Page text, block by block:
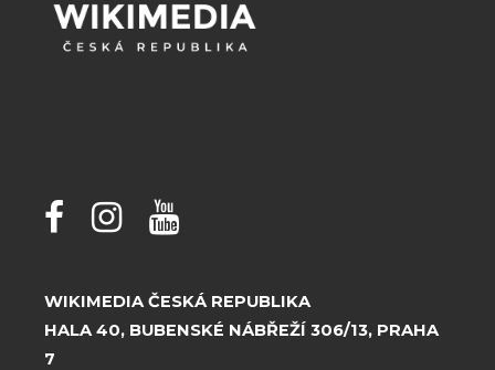
WIKIMEDIA ČESKÁ REPUBLIKA
HALA 40, BUBENSKÉ NÁBŘEŽÍ 306/13, PRAHA
7